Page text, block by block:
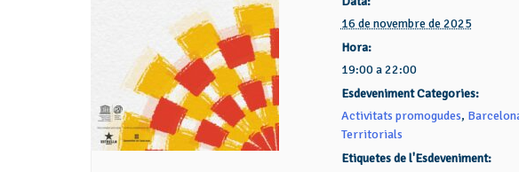
16 de novembre de 2025
Hora:
19:00 a 22:00
Esdeveniment Categories:
Activitats promogudes,
Territorials
Etiquetes de l'Esdeveniment: